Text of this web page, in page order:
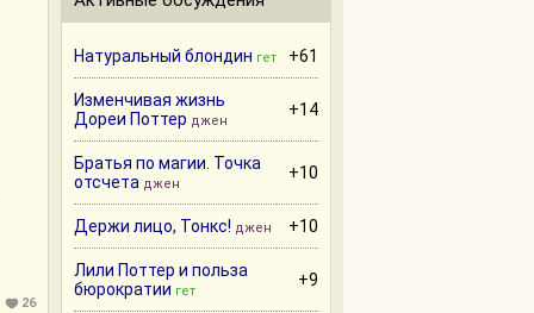
26
Натуральный блондин гет +61
Изменчивая жизнь
Дореи Поттер джен
+14
Братья по магии. Точка
отсчета джен
+10
Держи лицо, Тонкс! джен +10
Лили Поттер и польза
бюрократии гет
+9